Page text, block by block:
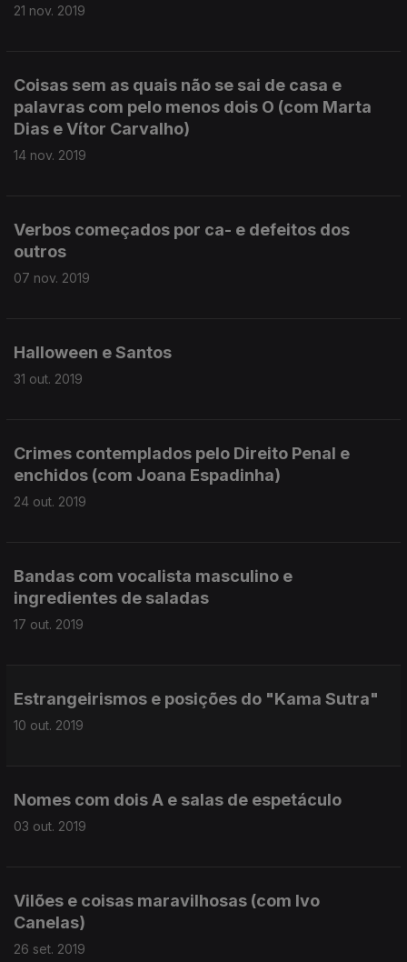
21 nov. 2019
Coisas sem as quais não se sai de casa e
palavras com pelo menos dois O (com Marta
Dias e Vítor Carvalho)
14 nov. 2019
Verbos começados por ca- e defeitos dos
outros
07 nov. 2019
Halloween e Santos
31 out. 2019
Crimes contemplados pelo Direito Penal e
enchidos (com Joana Espadinha)
24 out. 2019
Bandas com vocalista masculino e
ingredientes de saladas
17 out. 2019
Estrangeirismos e posições do "Kama Sutra"
10 out. 2019
Nomes com dois A e salas de espetáculo
03 out. 2019
Vilões e coisas maravilhosas (com Ivo
Canelas)
26 set. 2019